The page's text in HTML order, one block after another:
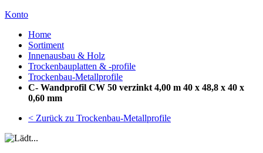
Konto
Home
Sortiment
Innenausbau & Holz
Trockenbauplatten & -profile
Trockenbau-Metallprofile
C- Wandprofil CW 50 verzinkt 4,00 m 40 x 48,8 x 40 x
0,60 mm
< Zurück zu Trockenbau-Metallprofile